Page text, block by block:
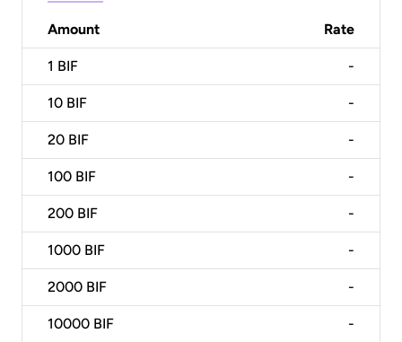
Amount Rate
1 BIF -
10 BIF -
20 BIF -
100 BIF -
200 BIF -
1000 BIF -
2000 BIF -
10000 BIF -